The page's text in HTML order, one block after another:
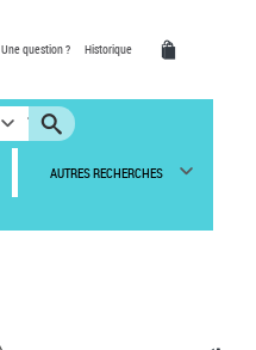
Une question ? Historique
AUTRES RECHERCHES